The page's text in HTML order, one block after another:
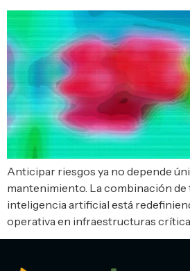
Anticipar riesgos ya no depende
mantenimiento. La combinación de
inteligencia artificial está
operativa en infraestructuras